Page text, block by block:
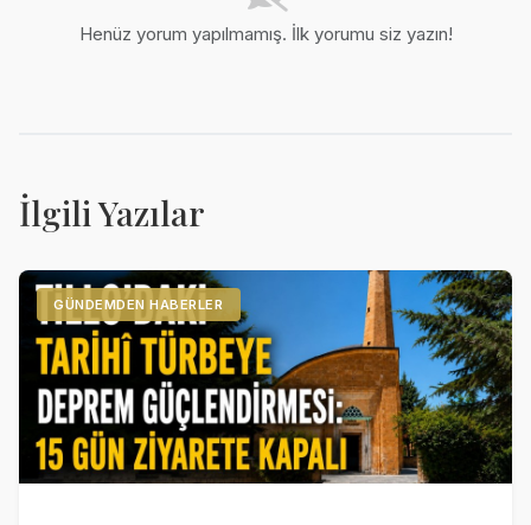
Henüz yorum yapılmamış. İlk yorumu siz yazın!
İlgili Yazılar
GÜNDEMDEN HABERLER